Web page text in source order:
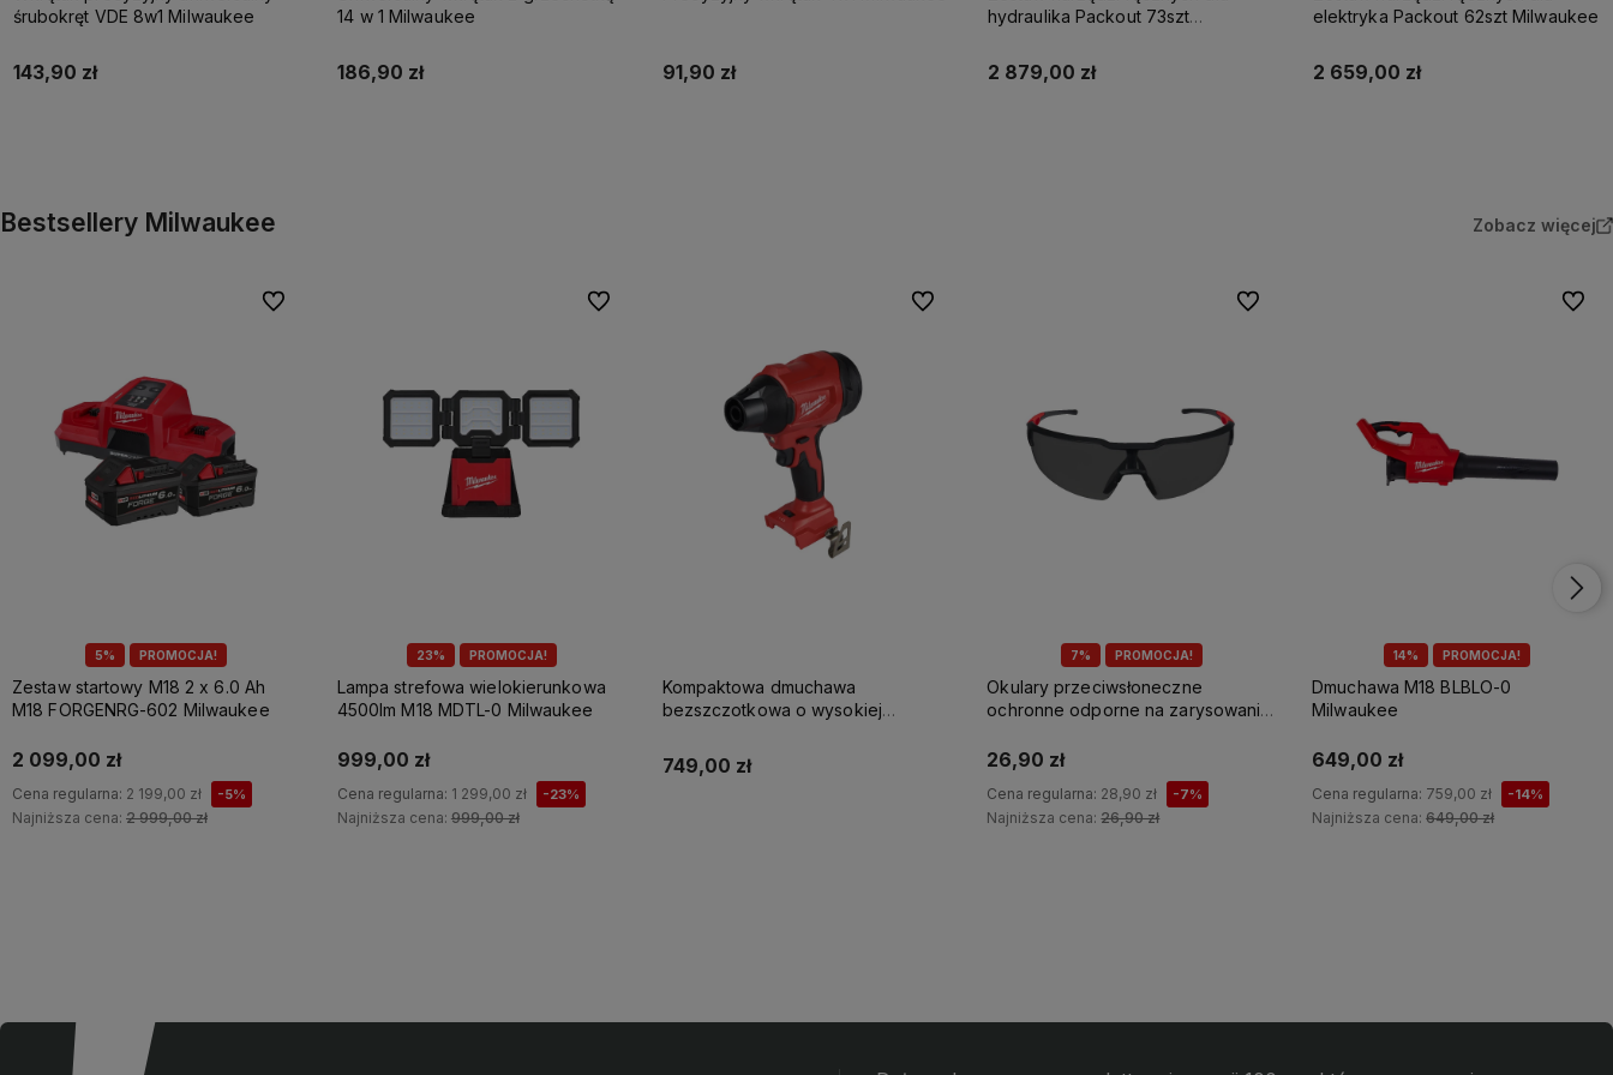
śrubokręt VDE 8w1 Milwaukee
143,90 zł
14 w 1 Milwaukee
186,90 zł 91,90 zł
hydraulika Packout 73szt
2 879,00 zł
elektryka Packout 62szt Milwaukee
2 659,00 zł
Bestsellery Milwaukee Zobacz więcej
5% PROMOCJA!
Zestaw startowy M18 2 x 6.0 Ah
M18 FORGENRG-602 Milwaukee
2 099,00 zł
Cena regularna: 2 199,00 zł -5%
Najniższa cena: 2 999,00 zł
Do ulubionych
23% PROMOCJA!
Lampa strefowa wielokierunkowa
4500lm M18 MDTL-0 Milwaukee
999,00 zł
Cena regularna: 1 299,00 zł -23%
Najniższa cena: 999,00 zł
Do ulubionych
Kompaktowa dmuchawa
bezszczotkowa o wysokiej
749,00 zł
Do ulubionych
7% PROMOCJA!
Okulary przeciwsłoneczne
ochronne odporne na zarysowania
26,90 zł
Cena regularna: 28,90 zł -7%
Najniższa cena:26,90 zł
Do ulubionych
14% PROMOCJA!
Dmuchawa M18 BLBLO-0
Milwaukee
649,00 zł
Cena regularna: 759,00 zł -14%
Najniższa cena:649,00 zł
Do